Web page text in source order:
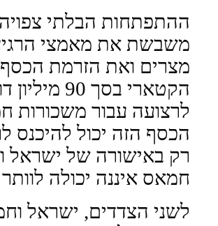
ההתפתחות הבלתי צפויה
משבשת את מאמצי
מצרים ואת הזרמת הכסף
הקטארי בסך 90
לרצועה עבור משכורות
הכסף הזה יכול להיכנס
רק באישורה של ישראל
חמאס איננה יכולה לוותר
לשני הצדדים, ישראל